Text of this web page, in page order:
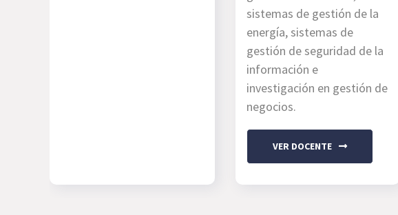
sistemas de gestión de la
energía, sistemas de
gestión de seguridad de la
información e
investigación en gestión de
negocios.
VER DOCENTE